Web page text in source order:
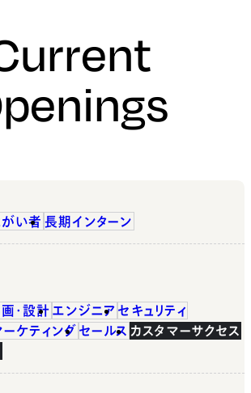
がい者 長期インターン
・設計 エンジニア セキュリティ
ーケティング セールス カスタマーサクセス